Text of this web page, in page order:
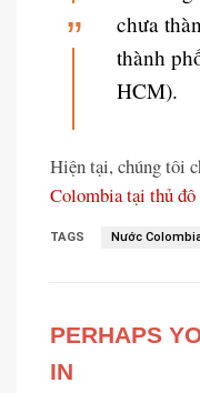
chưa
thành
HCM).
Hiện tại, chúng tôi
Colombia tại thủ
TAGS Nước
PERHAPS
IN